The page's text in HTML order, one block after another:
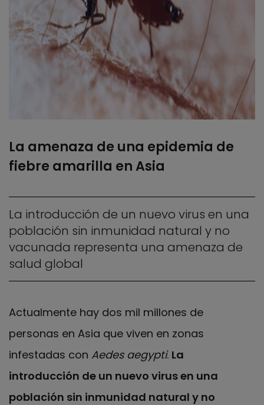
La amenaza de una epidemia de
fiebre amarilla en Asia
La introducción de un nuevo virus en una
población sin inmunidad natural y no
vacunada representa una amenaza de
salud global
Actualmente hay dos mil millones de
personas en Asia que viven en zonas
infestadas con Aedes aegypti. La
introducción de un nuevo virus en una
población sin inmunidad natural y no